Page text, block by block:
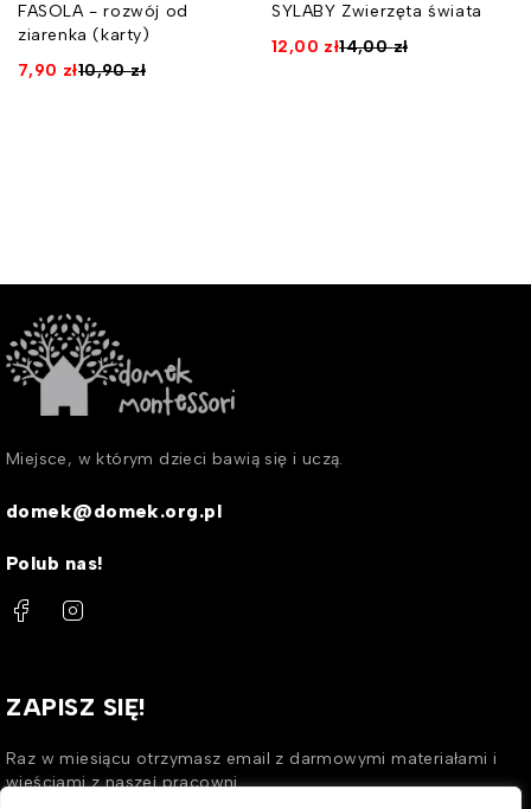
FASOLA - rozwój od
ziarenka (karty)
10,90zł
7,90 zł
SYLABY Zwierzęta świata
14,00zł
12,00 zł
Miejsce, w którym dzieci bawią się i uczą.
domek@domek.org.pl
Polub nas!
ZAPISZ SIĘ!
Raz w miesiącu otrzymasz email z darmowymi materiałami i
wieściami z naszej pracowni.